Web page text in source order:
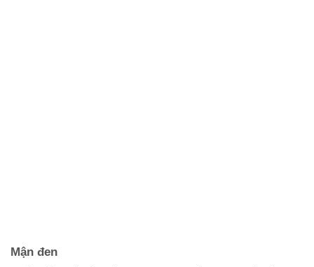
Mận đen